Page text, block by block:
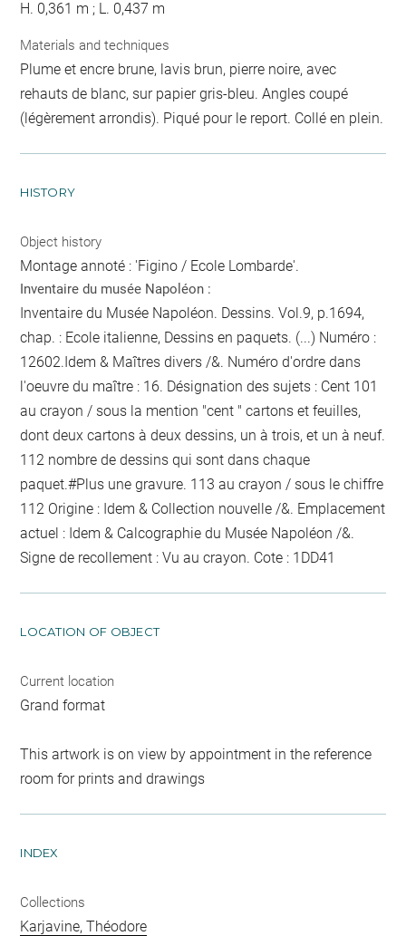
H. 0,361 m ; L. 0,437 m
Materials and techniques
Plume et encre brune, lavis brun, pierre noire, avec
rehauts de blanc, sur papier gris-bleu. Angles coupé
(légèrement arrondis). Piqué pour le report. Collé en plein.
HISTORY
Object history
Montage annoté : 'Figino / Ecole Lombarde'.
Inventaire du musée Napoléon :
Inventaire du Musée Napoléon. Dessins. Vol.9, p.1694,
chap. : Ecole italienne, Dessins en paquets. (...) Numéro :
12602.Idem & Maîtres divers /&. Numéro d'ordre dans
l'oeuvre du maître : 16. Désignation des sujets : Cent 101
au crayon / sous la mention "cent " cartons et feuilles,
dont deux cartons à deux dessins, un à trois, et un à neuf.
112 nombre de dessins qui sont dans chaque
paquet.#Plus une gravure. 113 au crayon / sous le chiffre
112 Origine : Idem & Collection nouvelle /&. Emplacement
actuel : Idem & Calcographie du Musée Napoléon /&.
Signe de recollement :Vu au crayon. Cote : 1DD41
LOCATION OF OBJECT
Current location
Grand format
This artwork is on view by appointment in the reference
room for prints and drawings
INDEX
Collections
Karjavine, Théodore